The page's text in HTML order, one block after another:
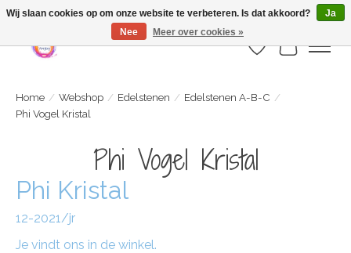
Webshop is geopend maar nog onder constructie | let op: Verzenden vanaf 29
juli
Verlanglijst
Home / Webshop / Edelstenen / Edelstenen A-B-C /
Phi Vogel Kristal
Phi Vogel Kristal
Phi Kristal
12-2021/jr
Je vindt ons in de winkel.
Wij slaan cookies op om onze website te verbeteren. Is dat akkoord?
Ja
Nee
Meer over cookies »